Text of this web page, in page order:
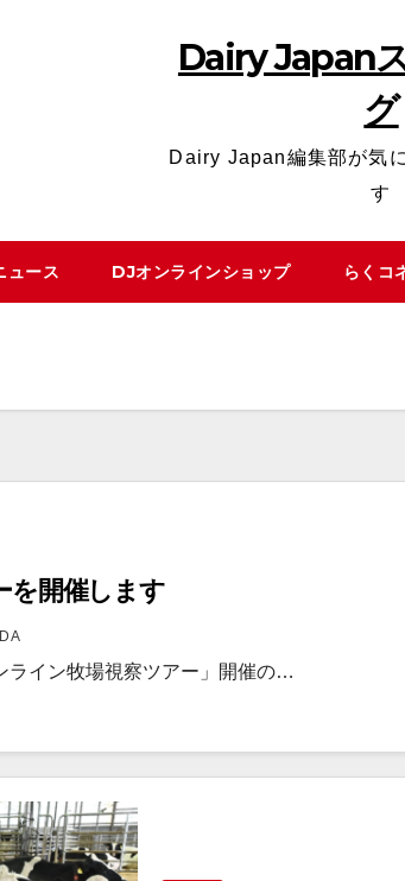
Dairy Japan
グ
Dairy Japan編集部が気
す
ュース DJオンラインショップ らくコ
を開催します
ライン牧場視察ツアー」開催の…